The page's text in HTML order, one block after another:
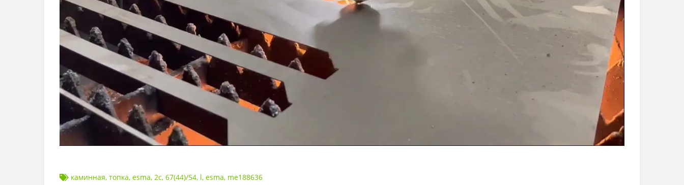
каминная, топка, esma, 2с, 67(44)/54, l, esma, me188636